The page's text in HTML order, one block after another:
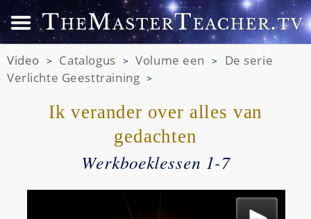
Video > Catalogus > Volume een >
De serie
Verlichte Geesttraining >
Ik verander over alles van
gedachten
Werkboeklessen 1-7